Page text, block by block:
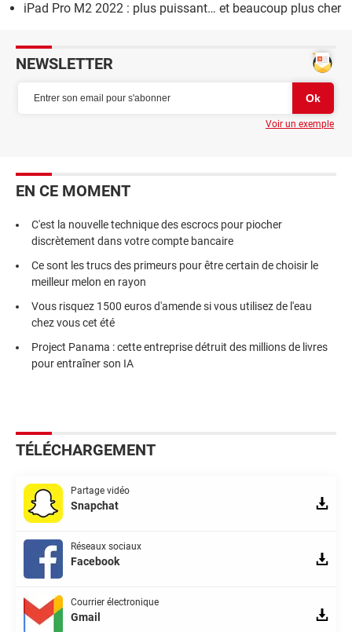
iPad Pro M2 2022 : plus puissant… et beaucoup plus cher
NEWSLETTER
Voir un exemple
EN CE MOMENT
C'est la nouvelle technique des escrocs pour piocher
discrètement dans votre compte bancaire
Ce sont les trucs des primeurs pour être certain de choisir le
meilleur melon en rayon
Vous risquez 1500 euros d'amende si vous utilisez de l'eau
chez vous cet été
Project Panama : cette entreprise détruit des millions de livres
pour entraîner son IA
TÉLÉCHARGEMENT
Partage vidéo
Snapchat
Réseaux sociaux
Facebook
Courrier électronique
Gmail